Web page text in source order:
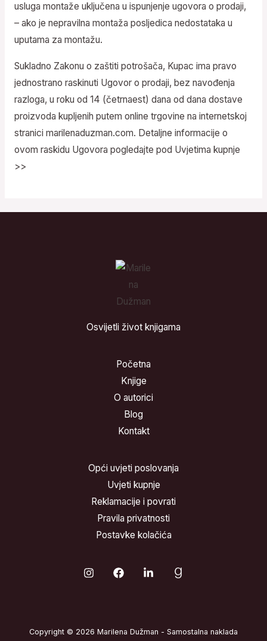
usluga montaže uključena u ispunjenje ugovora o prodaji,
– ako je nepravilna montaža posljedica nedostataka u
uputama za montažu.
Sukladno Zakonu o zaštiti potrošača, Kupac ima pravo
jednostrano raskinuti Ugovor o prodaji, bez navođenja
razloga, u roku od 14 (četrnaest) dana od dana dostave
proizvoda kupljenih putem online trgovine na internetskoj
stranici marilenaduzman.com. Detaljne informacije o
ovom raskidu Ugovora pogledajte pod Uvjetima kupnje
>>
Osvijetli život knjigama
Početna
Knjige
O autorici
Blog
Kontakt
Opći uvjeti poslovanja
Uvjeti kupnje
Reklamacije i povrati
Pravila privatnosti
Postavke kolačića
Copyright © 2026 Marilena Dužman - Samostalna naklada